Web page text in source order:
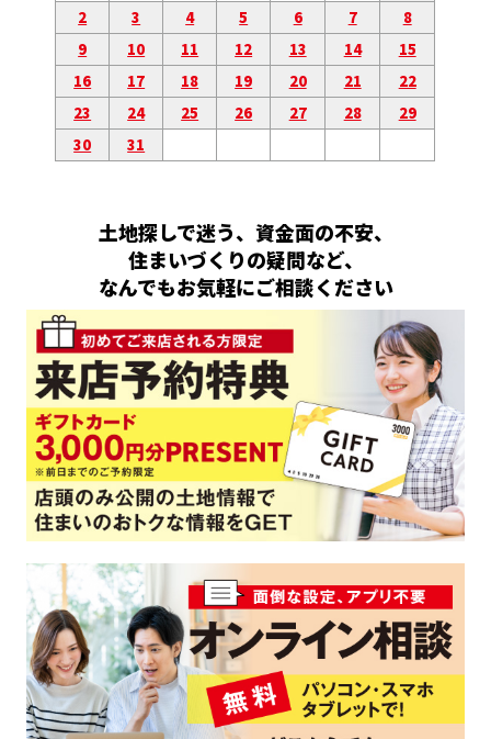
2
3 4 5 6 7
8
9
10 11 12 13 14
15
16
17 18 19 20 21
22
23
24 25 26 27 28
29
30
31
土地探しで迷う、資金面の不安、
住まいづくりの疑問など、
なんでもお気軽にご相談ください